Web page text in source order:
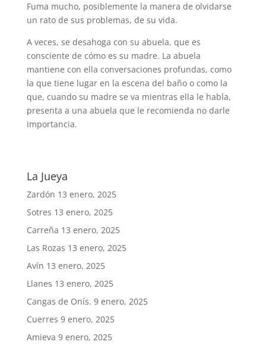
Fuma mucho, posiblemente la manera de olvidarse
un rato de sus problemas, de su vida.
A veces, se desahoga con su abuela, que es
consciente de cómo es su madre. La abuela
mantiene con ella conversaciones profundas, como
la que tiene lugar en la escena del baño o como la
que, cuando su madre se va mientras ella le habla,
presenta a una abuela que le recomienda no darle
importancia.
La Jueya
Zardón 13 enero, 2025
Sotres 13 enero, 2025
Carreña 13 enero, 2025
Las Rozas 13 enero, 2025
Avín 13 enero, 2025
Llanes 13 enero, 2025
Cangas de Onís. 9 enero, 2025
Cuerres 9 enero, 2025
Amieva 9 enero, 2025